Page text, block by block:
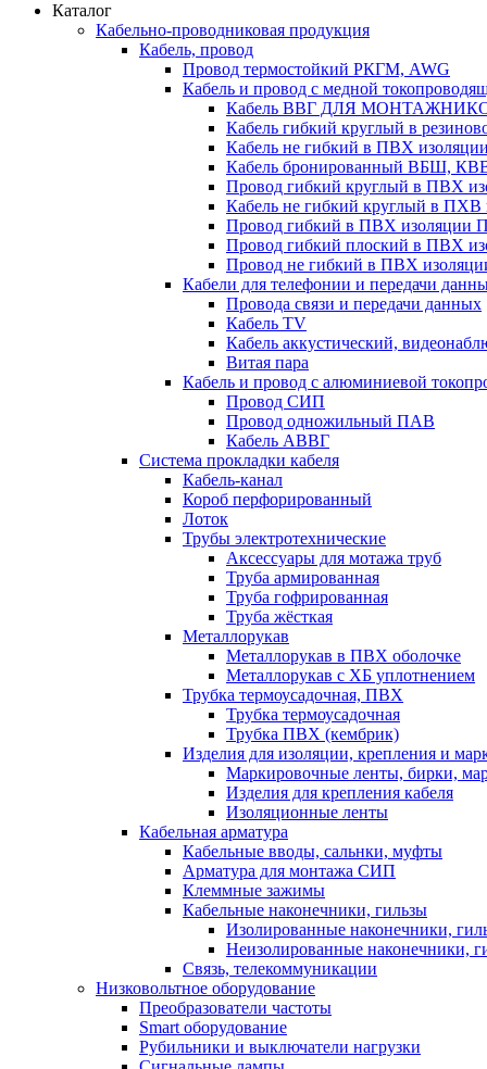
Каталог
Кабельно-проводниковая продукция
Кабель, провод
Провод термостойкий РКГМ, AWG
Кабель и провод с медной
Кабель ВВГ ДЛЯ
Кабель гибкий круглый в
Кабель не гибкий в ПВХ
Кабель бронированный ВБШ,
Провод гибкий круглый в ПВХ
Кабель не гибкий круглый в
Провод гибкий в ПВХ изоляции
Провод гибкий плоский в ПВХ
Провод не гибкий в ПВХ
Кабели для телефонии и передачи
Провода связи и передачи данных
Кабель TV
Кабель аккустический,
Витая пара
Кабель и провод с алюминиевой
Провод СИП
Провод одножильный ПАВ
Кабель АВВГ
Система прокладки кабеля
Кабель-канал
Короб перфорированный
Лоток
Трубы электротехнические
Аксессуары для мотажа труб
Труба армированная
Труба гофрированная
Труба жёсткая
Металлорукав
Металлорукав в ПВХ оболочке
Металлорукав с ХБ уплотнением
Трубка термоусадочная, ПВХ
Трубка термоусадочная
Трубка ПВХ (кембрик)
Изделия для изоляции, крепления и
Маркировочные ленты, бирки,
Изделия для крепления кабеля
Изоляционные ленты
Кабельная арматура
Кабельные вводы, сальнки, муфты
Арматура для монтажа СИП
Клеммные зажимы
Кабельные наконечники, гильзы
Изолированные наконечники,
Неизолированные наконечники,
Связь, телекоммуникации
Низковольтное оборудование
Преобразователи частоты
Smart оборудование
Рубильники и выключатели нагрузки